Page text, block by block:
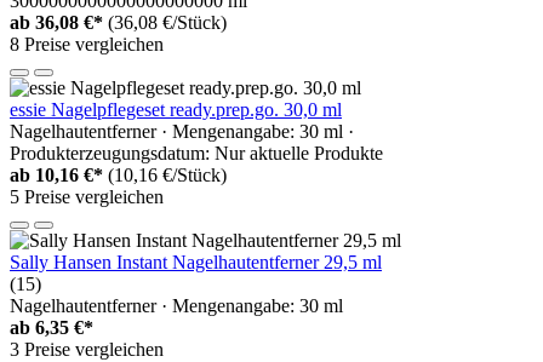
ab 36,08 €* (36,08 €/Stück)
8 Preise vergleichen
essie Nagelpflegeset ready.prep.go. 30,0 ml
Nagelhautentferner · Mengenangabe: 30 ml ·
Produkterzeugungsdatum: Nur aktuelle Produkte
ab 10,16 €* (10,16 €/Stück)
5 Preise vergleichen
Sally Hansen Instant Nagelhautentferner 29,5 ml
(15)
Nagelhautentferner · Mengenangabe: 30 ml
ab 6,35 €*
3 Preise vergleichen